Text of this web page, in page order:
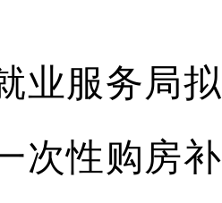
服务局拟
次性购房